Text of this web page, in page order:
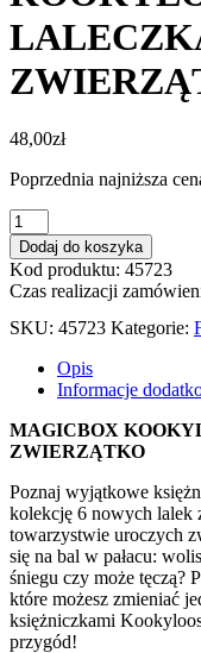
48,00zł
Poprzednia najniższa
ilość
KOOKYLOOS
PRINCESS
LALECZKA
+
ZWIERZĄTKO
Dodaj do koszyka
Kod produktu: 45723
Czas realizacji
SKU: 45723 Kategorie:
Opis
Informacje
MAGICBOX
ZWIERZĄTKO
Poznaj wyjątkowe
kolekcję 6 nowych
towarzystwie uroczych
się na bal w pałacu:
śniegu czy może tęczą?
które możesz zmieniać
księżniczkami
przygód!